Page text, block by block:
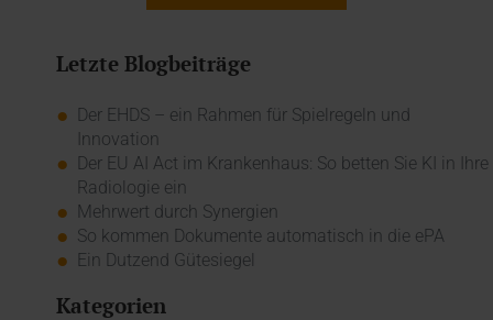
Letzte Blogbeiträge
Der EHDS – ein Rahmen für Spielregeln und
Innovation
Der EU AI Act im Krankenhaus: So betten Sie KI in Ihre
Radiologie ein
Mehrwert durch Synergien
So kommen Dokumente automatisch in die ePA
Ein Dutzend Gütesiegel
Kategorien